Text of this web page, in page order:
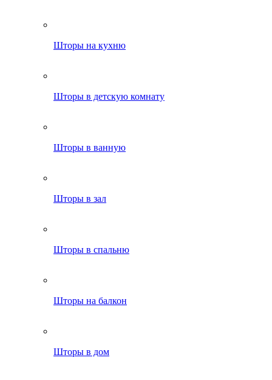
Шторы на кухню
Шторы в детскую комнату
Шторы в ванную
Шторы в зал
Шторы в спальню
Шторы на балкон
Шторы в дом